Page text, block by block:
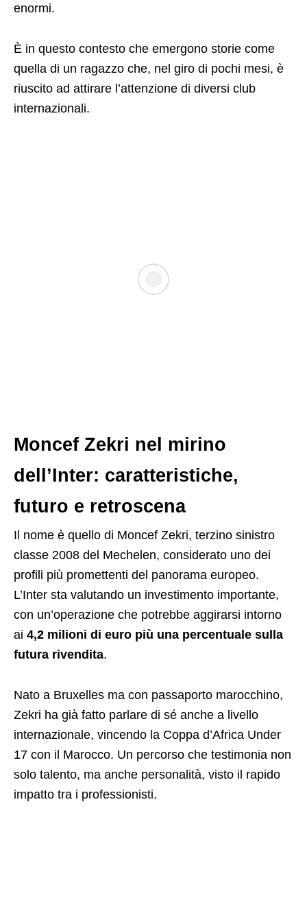
enormi.
È in questo contesto che emergono storie come
quella di un ragazzo che, nel giro di pochi mesi, è
riuscito ad attirare l’attenzione di diversi club
internazionali.
Moncef Zekri nel mirino
dell’Inter: caratteristiche,
futuro e retroscena
Il nome è quello di Moncef Zekri, terzino sinistro
classe 2008 del Mechelen, considerato uno dei
profili più promettenti del panorama europeo.
L’Inter sta valutando un investimento importante,
con un’operazione che potrebbe aggirarsi intorno
ai 4,2 milioni di euro più una percentuale sulla
futura rivendita.
Nato a Bruxelles ma con passaporto marocchino,
Zekri ha già fatto parlare di sé anche a livello
internazionale, vincendo la Coppa d’Africa Under
17 con il Marocco. Un percorso che testimonia non
solo talento, ma anche personalità, visto il rapido
impatto tra i professionisti.